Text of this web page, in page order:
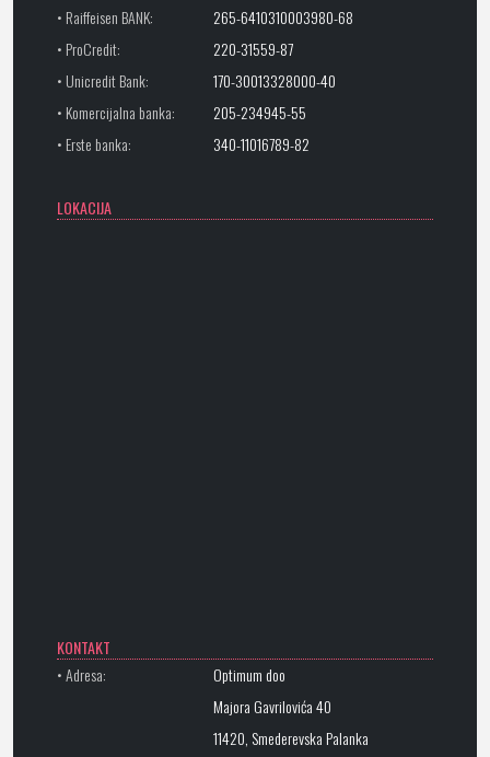
• Raiffeisen BANK:
265-6410310003980-68
• ProCredit:
220-31559-87
• Unicredit Bank:
170-30013328000-40
• Komercijalna banka:
205-234945-55
• Erste banka:
340-11016789-82
LOKACIJA
KONTAKT
• Adresa:
Optimum doo
Majora Gavrilovića 40
11420, Smederevska Palanka